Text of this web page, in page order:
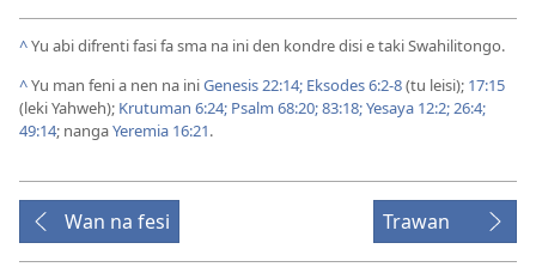
^Yu abi difrenti fasi fa sma na ini den kondre disi e taki Swahilitongo.
^Yu man feni a nen na iniGenesis 22:14; Eksodes 6:2-8(tu leisi); 17:15
(leki Yahweh); Krutuman 6:24; Psalm 68:20;83:18;Yesaya 12:2;26:4;
49:14; nangaYeremia 16:21.
Wan na fesi Trawan